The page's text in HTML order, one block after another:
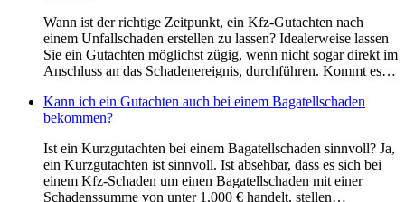
Wann ist der richtige Zeitpunkt, ein Kfz-Gutachten nach
einem Unfallschaden erstellen zu lassen? Idealerweise lassen
Sie ein Gutachten möglichst zügig, wenn nicht sogar direkt im
Anschluss an das Schadenereignis, durchführen. Kommt es…
Kann ich ein Gutachten auch bei einem Bagatellschaden
bekommen?
Ist ein Kurzgutachten bei einem Bagatellschaden sinnvoll? Ja,
ein Kurzgutachten ist sinnvoll. Ist absehbar, dass es sich bei
einem Kfz-Schaden um einen Bagatellschaden mit einer
Schadenssumme von unter 1.000 € handelt, stellen…